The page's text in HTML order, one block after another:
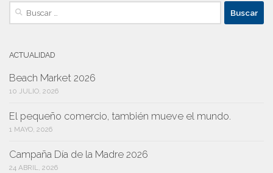
Buscar:
ACTUALIDAD
Beach Market 2026
10 JULIO, 2026
El pequeño comercio, también mueve el mundo.
1 MAYO, 2026
Campaña Día de la Madre 2026
24 ABRIL, 2026